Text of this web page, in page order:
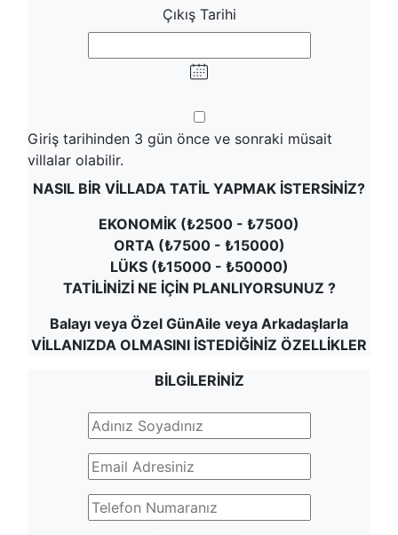
Çıkış Tarihi
Giriş tarihinden 3 gün önce ve sonraki müsait
villalar olabilir.
NASIL BİR VİLLADA TATİL YAPMAK İSTERSİNİZ?
EKONOMİK (₺2500 - ₺7500)
ORTA (₺7500 - ₺15000)
LÜKS (₺15000 - ₺50000)
TATİLİNİZİ NE İÇİN PLANLIYORSUNUZ ?
Balayı veya Özel GünAile veya Arkadaşlarla
VİLLANIZDA OLMASINI İSTEDİĞİNİZ ÖZELLİKLER
BİLGİLERİNİZ